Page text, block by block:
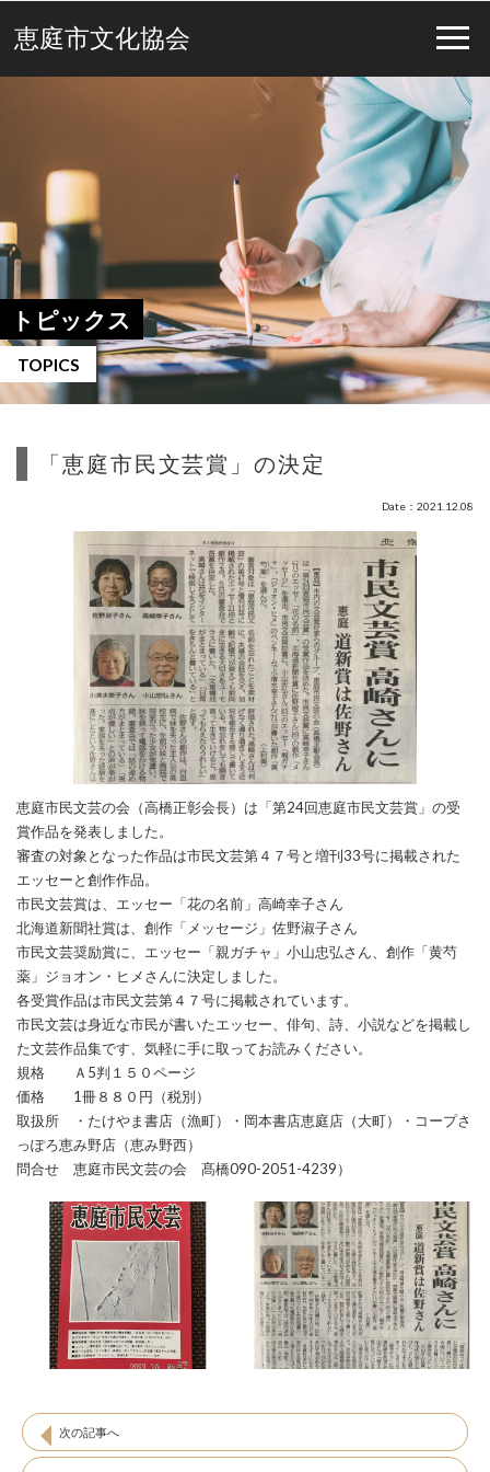
恵庭市文化協会
トピックス
TOPICS
「恵庭市民文芸賞」の決定
Date：2021.12.08
恵庭市民文芸の会（高橋正彰会長）は「第24回恵庭市民文芸賞」の受
賞作品を発表しました。
審査の対象となった作品は市民文芸第４７号と増刊33号に掲載された
エッセーと創作作品。
市民文芸賞は、エッセー「花の名前」高崎幸子さん
北海道新聞社賞は、創作「メッセージ」佐野淑子さん
市民文芸奨励賞に、エッセー「親ガチャ」小山忠弘さん、創作「黄芍
薬」ジョオン・ヒメさんに決定しました。
各受賞作品は市民文芸第４７号に掲載されています。
市民文芸は身近な市民が書いたエッセー、俳句、詩、小説などを掲載し
た文芸作品集です、気軽に手に取ってお読みください。
規格 Ａ5判１５０ページ
価格 1冊８８０円（税別）
取扱所 ・たけやま書店（漁町）・岡本書店恵庭店（大町）・コープさ
っぽろ恵み野店（恵み野西）
問合せ 恵庭市民文芸の会 髙橋090-2051-4239）
次の記事へ